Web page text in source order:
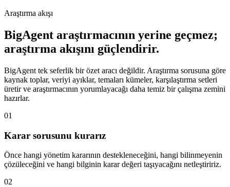
Araştırma akışı
BigAgent araştırmacının yerine geçmez;
araştırma akışını güçlendirir.
BigAgent tek seferlik bir özet aracı değildir. Araştırma sorusuna göre
kaynak toplar, veriyi ayıklar, temaları kümeler, karşılaştırma setleri
üretir ve araştırmacının yorumlayacağı daha temiz bir çalışma zemini
hazırlar.
01
Karar sorusunu kurarız
Önce hangi yönetim kararının destekleneceğini, hangi bilinmeyenin
çözüleceğini ve hangi bilginin karar değeri taşıyacağını netleştiririz.
02